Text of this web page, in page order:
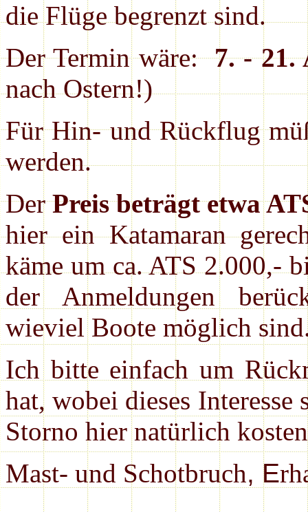
die Flüge begrenzt sind.
Der Termin wäre: 7. - 21.
nach Ostern!)
Für Hin- und Rückflug
werden.
DerPreis beträgt etwa
hier ein Katamaran
käme um ca. ATS 2.000,-
der Anmeldungen
wieviel Boote möglich
Ich bitte einfach um
hat, wobei dieses
Storno hier natürlich
Mast- und Schotbruch, E